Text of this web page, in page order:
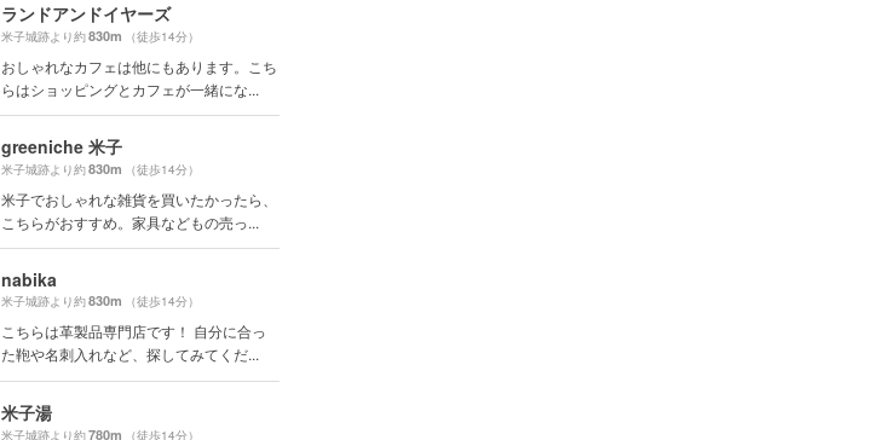
ランドアンドイヤーズ
米子城跡より約830m （徒歩14分）
おしゃれなカフェは他にもあります。こち
らはショッピングとカフェが一緒にな...
greeniche 米子
米子城跡より約830m （徒歩14分）
米子でおしゃれな雑貨を買いたかったら、
こちらがおすすめ。家具などもの売っ...
nabika
米子城跡より約830m （徒歩14分）
こちらは革製品専門店です！ 自分に合っ
た鞄や名刺入れなど、探してみてくだ...
米子湯
米子城跡より約780m （徒歩14分）